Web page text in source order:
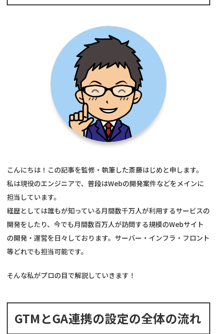
こんにちは！この記事を監修・執筆した斎藤はじめと申します。
私は現役のエンジニアで、普段はWebの開発案件などをメインに
担当しています。
経歴としては誰もが知っている月間数千万人が利用するサービスの
開発をしたり、今でも月間数百万人が訪問する規模のWebサイト
の開発・運営を日々しております。サーバー・インフラ・フロント
等どれでも担当可能です。
そんな私がプロの目で解説していきます！
GTMとGA連携の設定の全体の流れ